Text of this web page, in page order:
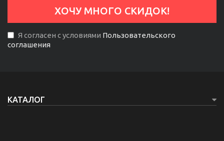
Я согласен с условиями Пользовательского
соглашения
КАТАЛОГ